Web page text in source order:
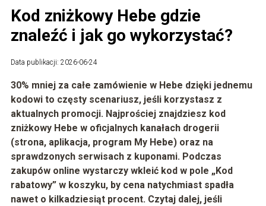
Kod zniżkowy Hebe gdzie
znaleźć i jak go wykorzystać?
Data publikacji: 2026-06-24
30% mniej za całe zamówienie w Hebe dzięki jednemu
kodowi to częsty scenariusz, jeśli korzystasz z
aktualnych promocji. Najprościej znajdziesz kod
zniżkowy Hebe w oficjalnych kanałach drogerii
(strona, aplikacja, program My Hebe) oraz na
sprawdzonych serwisach z kuponami. Podczas
zakupów online wystarczy wkleić kod w pole „Kod
rabatowy” w koszyku, by cena natychmiast spadła
nawet o kilkadziesiąt procent. Czytaj dalej, jeśli